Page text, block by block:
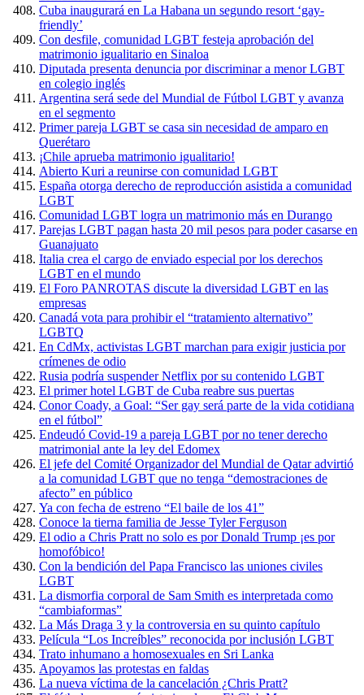
Cuba inaugurará en La Habana un segundo resort ‘gay-
friendly’
Con desfile, comunidad LGBT festeja aprobación del
matrimonio igualitario en Sinaloa
Diputada presenta denuncia por discriminar a menor LGBT
en colegio inglés
Argentina será sede del Mundial de Fútbol LGBT y avanza
en el segmento
Primer pareja LGBT se casa sin necesidad de amparo en
Querétaro
¡Chile aprueba matrimonio igualitario!
Abierto Kuri a reunirse con comunidad LGBT
España otorga derecho de reproducción asistida a comunidad
LGBT
Comunidad LGBT logra un matrimonio más en Durango
Parejas LGBT pagan hasta 20 mil pesos para poder casarse en
Guanajuato
Italia crea el cargo de enviado especial por los derechos
LGBT en el mundo
El Foro PANROTAS discute la diversidad LGBT en las
empresas
Canadá vota para prohibir el “tratamiento alternativo”
LGBTQ
En CdMx, activistas LGBT marchan para exigir justicia por
crímenes de odio
Rusia podría suspender Netflix por su contenido LGBT
El primer hotel LGBT de Cuba reabre sus puertas
Conor Coady, a Goal: “Ser gay será parte de la vida cotidiana
en el fútbol”
Endeudó Covid-19 a pareja LGBT por no tener derecho
matrimonial ante la ley del Edomex
El jefe del Comité Organizador del Mundial de Qatar advirtió
a la comunidad LGBT que no tenga “demostraciones de
afecto” en público
Ya con fecha de estreno “El baile de los 41”
Conoce la tierna familia de Jesse Tyler Ferguson
El odio a Chris Pratt no solo es por Donald Trump ¡es por
homofóbico!
Con la bendición del Papa Francisco las uniones civiles
LGBT
La dismorfia corporal de Sam Smith es interpretada como
“cambiaformas”
La Más Draga 3 y la controversia en su quinto capítulo
Película “Los Increíbles” reconocida por inclusión LGBT
Trato inhumano a homosexuales en Sri Lanka
Apoyamos las protestas en faldas
La nueva víctima de la cancelación ¿Chris Pratt?